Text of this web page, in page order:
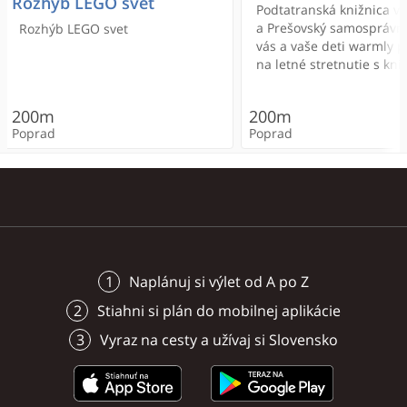
300m
Poprad
500m
Poprad Poprad
Rozhýb LEGO svet
200m
Poprad
Podtatranská knižnica v
a Prešovský
vás a vaše deti warmly
na letné stretnutie s
200m
Poprad
Naplánuj si výlet od A po Z
Stiahni si plán do mobilnej aplikácie
Vyraz na cesty a užívaj si Slovensko